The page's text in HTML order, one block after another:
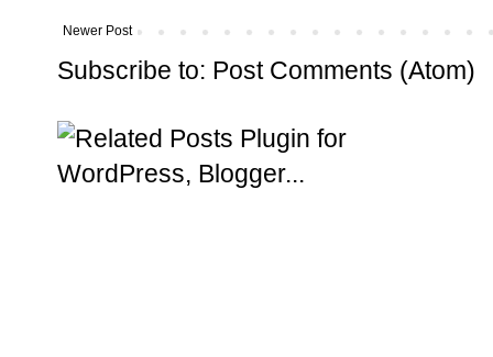
Newer Post
Subscribe to: Post Comments (Atom)